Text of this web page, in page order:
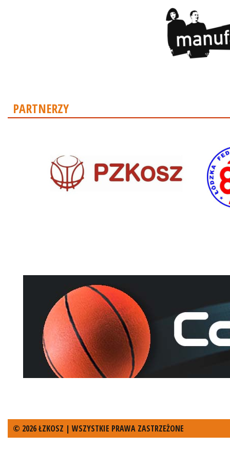
PARTNERZY
© 2026 ŁZKOSZ | WSZYSTKIE PRAWA ZASTRZEŻONE